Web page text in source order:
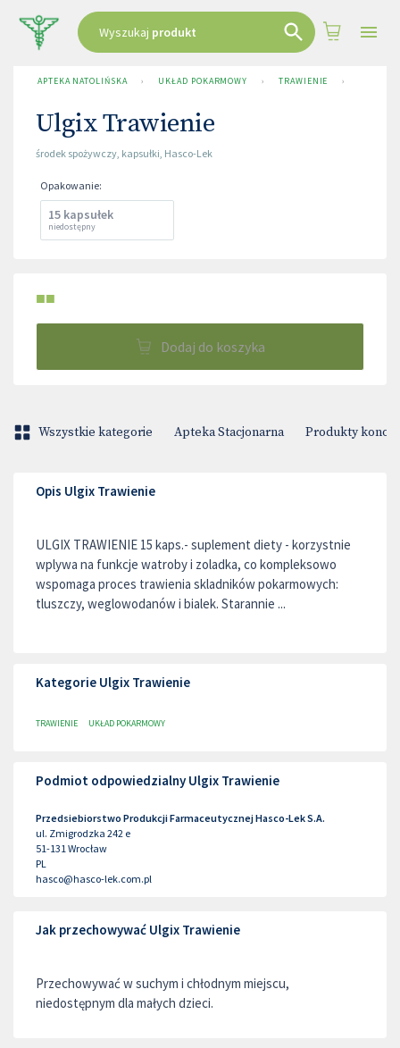
Wyszukaj produkt
APTEKA NATOLIŃSKA › UKŁAD POKARMOWY › TRAWIENIE ›
Ulgix Trawienie
środek spożywczy, kapsułki, Hasco-Lek
Opakowanie:
15 kapsułek
niedostępny
■■
Dodaj do koszyka
Wszystkie kategorie Apteka Stacjonarna Produkty
Opis Ulgix Trawienie
ULGIX TRAWIENIE 15 kaps.- suplement diety - korzystnie
wplywa na funkcje watroby i zoladka, co kompleksowo
wspomaga proces trawienia skladników pokarmowych:
tluszczy, weglowodanów i bialek. Starannie ...
Kategorie Ulgix Trawienie
TRAWIENIE UKŁAD POKARMOWY
Podmiot odpowiedzialny Ulgix Trawienie
Przedsiebiorstwo Produkcji Farmaceutycznej Hasco-Lek S.A.
ul. Zmigrodzka 242 e
51-131Wrocław
PL
hasco@hasco-lek.com.pl
Jak przechowywać Ulgix Trawienie
Przechowywać w suchym i chłodnym miejscu,
niedostępnym dla małych dzieci.